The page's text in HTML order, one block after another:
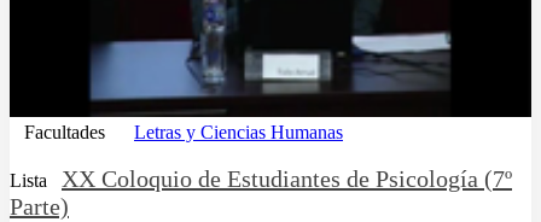
Facultades Letras y Ciencias Humanas
Lista
XX Coloquio de Estudiantes de Psicología (7º
Parte)